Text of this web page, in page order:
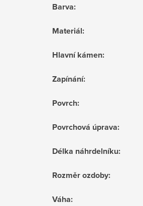
Barva:
Materiál:
Hlavní kámen:
Zapínání:
Povrch:
Povrchová úprava:
Délka náhrdelníku:
Rozměr ozdoby:
Váha: